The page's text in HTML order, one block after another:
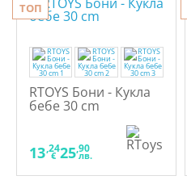
ТОП
RTOYS Бони - Кукла
бебе 30 cm
13,24
€ 25,90
лв.